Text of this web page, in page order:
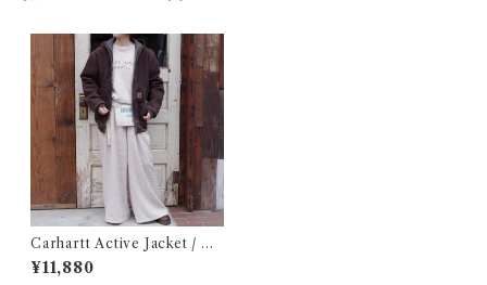
Carhartt Active Jacket / カ
ーハート アクティブ ジャケッ
ト
¥11,880